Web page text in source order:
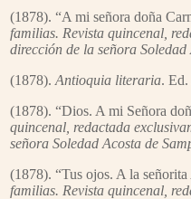
(1878). “A mi señora doña
familias. Revista quincenal,
dirección de la señora Soledad
(1878). Antioquia literaria. Ed.
(1878). “Dios. A mi Señora
quincenal, redactada
señora Soledad Acosta de
(1878). “Tus ojos. A la
familias. Revista quincenal,